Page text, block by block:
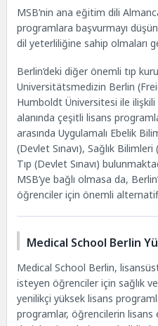
MSB’nin ana eğitim dili
programlara başvurmayı
dil yeterliliğine sahip olmaları
Berlin’deki diğer önemli tıp
Universitätsmedizin Berlin
Humboldt Üniversitesi ile
alanında çeşitli lisans
arasında Uygulamalı Ebelik
(Devlet Sınavı), Sağlık
Tıp (Devlet Sınavı)
MSB’ye bağlı olmasa da,
öğrenciler için önemli
Medical School Berlin
Medical School Berlin,
isteyen öğrenciler için sağlık
yenilikçi yüksek lisans
programlar, öğrencilerin